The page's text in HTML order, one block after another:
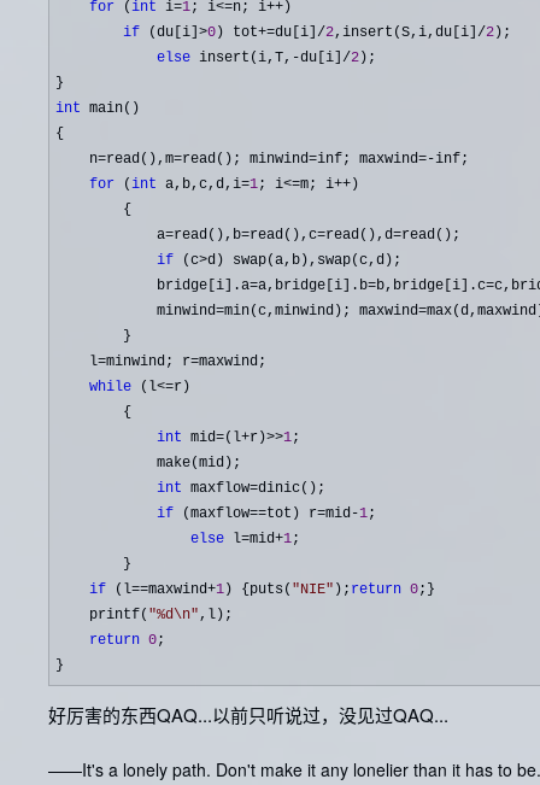
for (int i=1; i<=n; i++ )
if (du[i]>0 ) tot+=du[i]/2,insert(S,i,du[i]/2 );
else insert(i,T,-du[i]/2 );
int main()
{
    n
=read(),m=read(); minwind=inf; maxwind=-inf;
for (int a,b,c,d,i=1; i<=m; i++ )
        {
            a
=read(),b=read(),c=read(),d=read();
if (c>d) swap(a,b),swap(c,d);
            bridge[i].a
            minwind
=min(c,minwind); maxwind=
        }
    l
=minwind; r=maxwind;
while (l<=r)
        {
int mid=(l+r)>>1;
            make(mid);
int maxflow=dinic();
if (maxflow==tot) r=mid-1;
else l=mid+1;
        }
if (l==maxwind+1 ) {puts( "NIE" ); return 0;}
    printf(
"%d\n" ,l);
return 0;
}
好厉害的东西QAQ...以前只听说过，没见过QAQ...
——It's a lonely path. Don't make it any lonelier than it has to be.